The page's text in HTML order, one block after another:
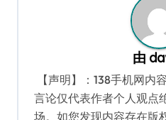
由
【声明】：138手机网内
言论仅代表作者个人观点
场。如您发现内容存在版